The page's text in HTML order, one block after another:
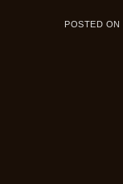
POSTED ON